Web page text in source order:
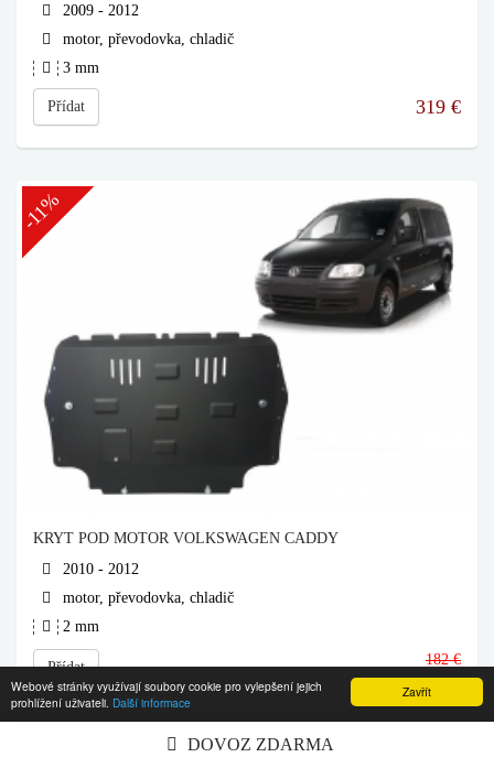
Zavřít
Webové stránky využívají soubory cookie pro vylepšení jejich
prohlížení uživateli. Další informace
2009 - 2012
motor, převodovka, chladič
3 mm
Přídat 319 €
-11%
KRYT POD MOTOR VOLKSWAGEN CADDY
2010 - 2012
motor, převodovka, chladič
2 mm
Přídat 182 €
162€
DOVOZ ZDARMA